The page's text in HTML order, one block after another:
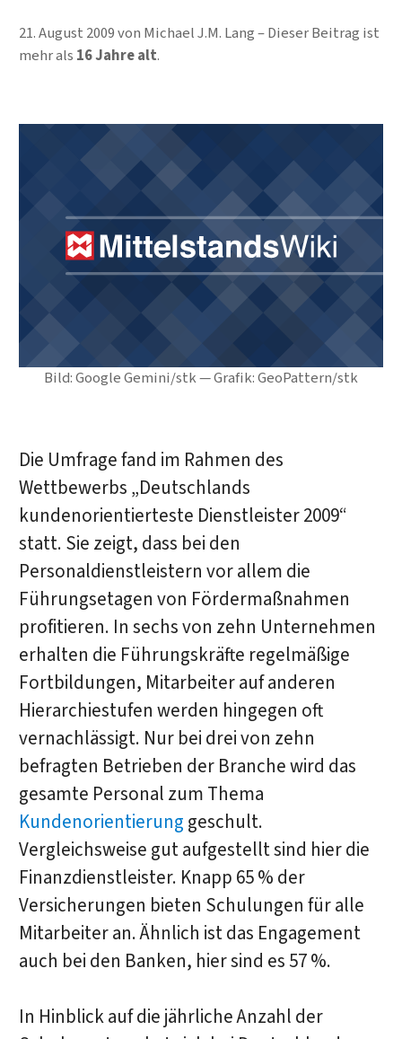
Bild: Google Gemini/stk — Grafik: GeoPattern/stk
21. August 2009von Michael J.M. Lang
Dieser Beitrag ist
mehr als 16 Jahre alt.
Die Umfrage fand im Rahmen des
Wettbewerbs „Deutschlands
kundenorientierteste Dienstleister 2009“
statt. Sie zeigt, dass bei den
Personaldienstleistern vor allem die
Führungsetagen von Fördermaßnahmen
profitieren. In sechs von zehn Unternehmen
erhalten die Führungskräfte regelmäßige
Fortbildungen, Mitarbeiter auf anderen
Hierarchiestufen werden hingegen oft
vernachlässigt. Nur bei drei von zehn
befragten Betrieben der Branche wird das
gesamte Personal zum Thema
Kundenorientierung geschult.
Vergleichsweise gut aufgestellt sind hier die
Finanzdienstleister. Knapp 65 % der
Versicherungen bieten Schulungen für alle
Mitarbeiter an. Ähnlich ist das Engagement
auch bei den Banken, hier sind es 57 %.
In Hinblick auf die jährliche Anzahl der